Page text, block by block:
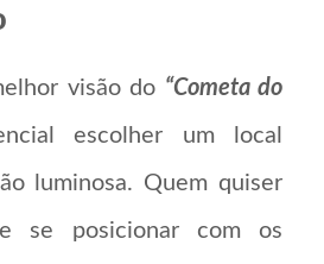
visão do “Cometa do
escolher um local
luminosa. Quem quiser
se posicionar com os